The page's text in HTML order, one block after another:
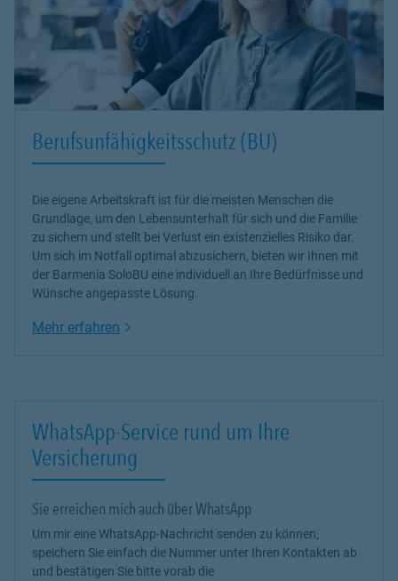
Berufsunfähigkeitsschutz (BU)
Die eigene Arbeitskraft ist für die meisten Menschen die
Grundlage, um den Lebensunterhalt für sich und die Familie
zu sichern und stellt bei Verlust ein existenzielles Risiko dar.
Um sich im Notfall optimal abzusichern, bieten wir Ihnen mit
der Barmenia SoloBU eine individuell an Ihre Bedürfnisse und
Wünsche angepasste Lösung.
Mehr erfahren Link Opens in New Tab
WhatsApp-Service rund um Ihre
Versicherung
Sie erreichen mich auch über WhatsApp
Um mir eine WhatsApp-Nachricht senden zu können,
speichern Sie einfach die Nummer unter Ihren Kontakten ab
und bestätigen Sie bitte vorab die